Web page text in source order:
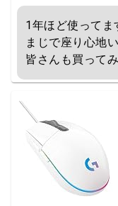
1年ほど使ってま
まじで座り心地
皆さんも買って